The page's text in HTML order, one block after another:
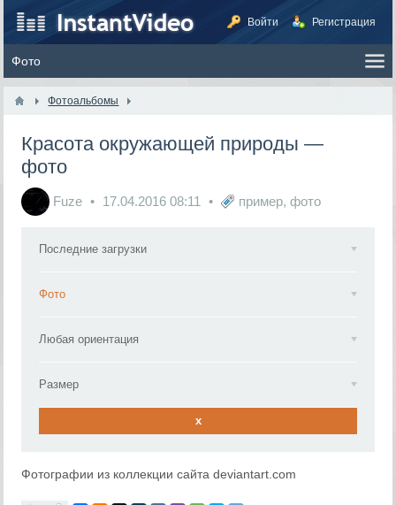
Войти Регистрация
Фотоальбомы
Красота окружающей природы —
фото
Fuze 17.04.2016 08:11 пример,фото
Последние загрузки
Фото
Любая ориентация
Размер
x
Фотографии из коллекции сайта deviantart.com